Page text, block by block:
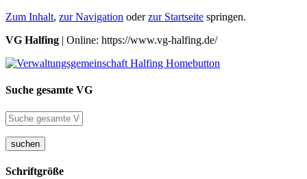
Zum Inhalt, zur Navigation oderzur Startseite springen.
VG Halfing | Online: https://www.vg-halfing.de/
Suche gesamte VG
suchen
Schriftgröße